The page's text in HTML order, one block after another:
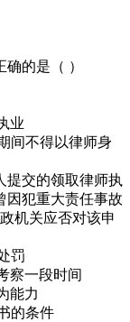
的是（ ）
业
间不得以律师身
提交的领取律师执
因犯重大责任事故
机关应否对该申
罚
察一段时间
能力
的条件